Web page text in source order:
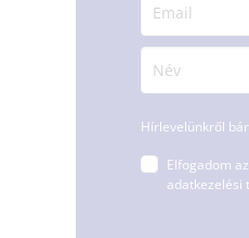
Hírlevelünkről
Elfogadom az
adatkezelési